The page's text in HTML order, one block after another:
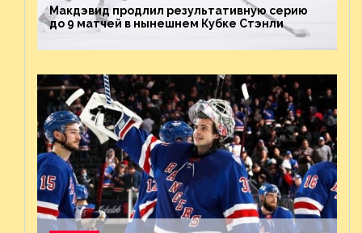
Макдэвид продлил результативную серию
до 9 матчей в нынешнем Кубке Стэнли